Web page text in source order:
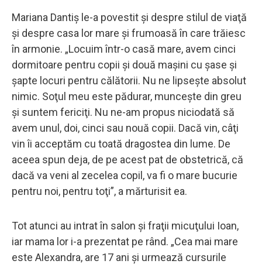
Mariana Dantiş le-a povestit şi despre stilul de viaţă
şi despre casa lor mare şi frumoasă în care trăiesc
în armonie. „Locuim într-o casă mare, avem cinci
dormitoare pentru copii şi două maşini cu şase şi
şapte locuri pentru călătorii. Nu ne lipseşte absolut
nimic. Soţul meu este pădurar, munceşte din greu
şi suntem fericiţi. Nu ne-am propus niciodată să
avem unul, doi, cinci sau nouă copii. Dacă vin, câţi
vin îi acceptăm cu toată dragostea din lume. De
aceea spun deja, de pe acest pat de obstetrică, că
dacă va veni al zecelea copil, va fi o mare bucurie
pentru noi, pentru toţi”, a mărturisit ea.
Tot atunci au intrat în salon şi fraţii micuţului Ioan,
iar mama lor i-a prezentat pe rând. „Cea mai mare
este Alexandra, are 17 ani şi urmează cursurile